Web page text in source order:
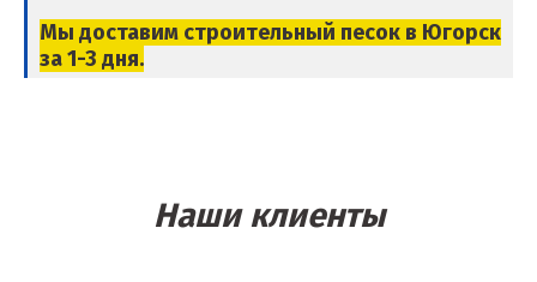
Кузино
Мы доставим строительный песок в Югорск
за 1-3 дня.
Наши клиенты